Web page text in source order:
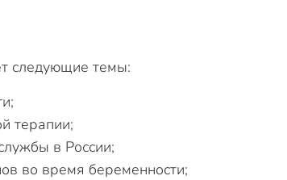
следующие темы:
терапии;
в России;
во время беременности;